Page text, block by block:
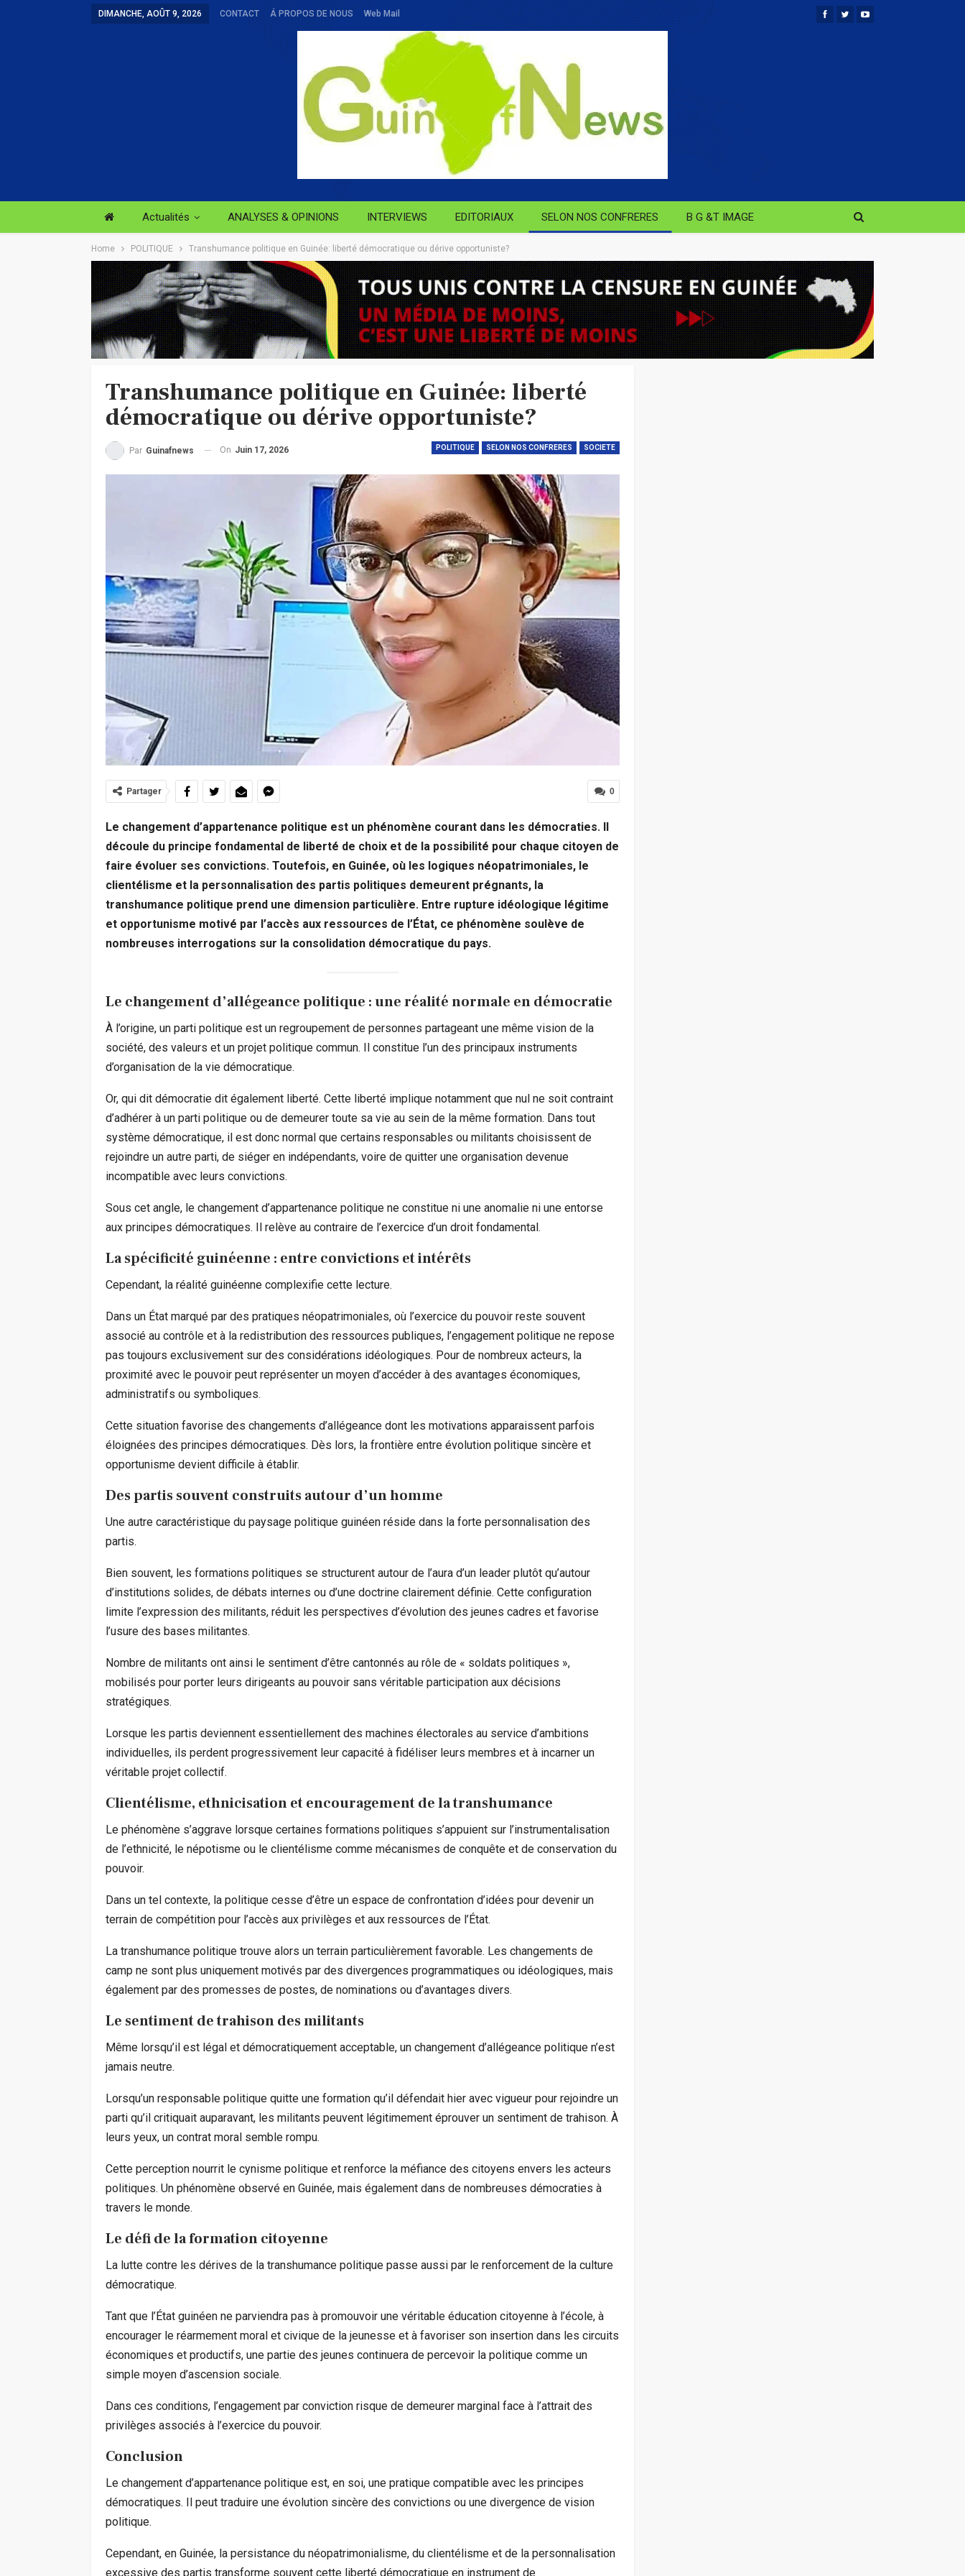
DIMANCHE, AOÛT 9, 2026 CONTACT Á PROPOS DE NOUS Web Mail
Actualités ANALYSES & OPINIONS INTERVIEWS EDITORIAUX SELON NOS CONFRERES B G &T IMAGE
Home POLITIQUE Transhumance politique en Guinée: liberté démocratique ou dérive opportuniste?
Transhumance politique en Guinée: liberté
démocratique ou dérive opportuniste?
POLITIQUE SELON NOS CONFRERES SOCIETE
Par Guinafnews On Juin 17, 2026
0
Partager
Le changement d’appartenance politique est un phénomène courant dans les démocraties. Il
découle du principe fondamental de liberté de choix et de la possibilité pour chaque citoyen de
faire évoluer ses convictions. Toutefois, en Guinée, où les logiques néopatrimoniales, le
clientélisme et la personnalisation des partis politiques demeurent prégnants, la
transhumance politique prend une dimension particulière. Entre rupture idéologique légitime
et opportunisme motivé par l’accès aux ressources de l’État, ce phénomène soulève de
nombreuses interrogations sur la consolidation démocratique du pays.
Le changement d’allégeance politique : une réalité normale en démocratie
À l’origine, un parti politique est un regroupement de personnes partageant une même vision de la
société, des valeurs et un projet politique commun. Il constitue l’un des principaux instruments
d’organisation de la vie démocratique.
Or, qui dit démocratie dit également liberté. Cette liberté implique notamment que nul ne soit contraint
d’adhérer à un parti politique ou de demeurer toute sa vie au sein de la même formation. Dans tout
système démocratique, il est donc normal que certains responsables ou militants choisissent de
rejoindre un autre parti, de siéger en indépendants, voire de quitter une organisation devenue
incompatible avec leurs convictions.
Sous cet angle, le changement d’appartenance politique ne constitue ni une anomalie ni une entorse
aux principes démocratiques. Il relève au contraire de l’exercice d’un droit fondamental.
La spécificité guinéenne : entre convictions et intérêts
Cependant, la réalité guinéenne complexifie cette lecture.
Dans un État marqué par des pratiques néopatrimoniales, où l’exercice du pouvoir reste souvent
associé au contrôle et à la redistribution des ressources publiques, l’engagement politique ne repose
pas toujours exclusivement sur des considérations idéologiques. Pour de nombreux acteurs, la
proximité avec le pouvoir peut représenter un moyen d’accéder à des avantages économiques,
administratifs ou symboliques.
Cette situation favorise des changements d’allégeance dont les motivations apparaissent parfois
éloignées des principes démocratiques. Dès lors, la frontière entre évolution politique sincère et
opportunisme devient difficile à établir.
Des partis souvent construits autour d’un homme
Une autre caractéristique du paysage politique guinéen réside dans la forte personnalisation des
partis.
Bien souvent, les formations politiques se structurent autour de l’aura d’un leader plutôt qu’autour
d’institutions solides, de débats internes ou d’une doctrine clairement définie. Cette configuration
limite l’expression des militants, réduit les perspectives d’évolution des jeunes cadres et favorise
l’usure des bases militantes.
Nombre de militants ont ainsi le sentiment d’être cantonnés au rôle de « soldats politiques »,
mobilisés pour porter leurs dirigeants au pouvoir sans véritable participation aux décisions
stratégiques.
Lorsque les partis deviennent essentiellement des machines électorales au service d’ambitions
individuelles, ils perdent progressivement leur capacité à fidéliser leurs membres et à incarner un
véritable projet collectif.
Clientélisme, ethnicisation et encouragement de la transhumance
Le phénomène s’aggrave lorsque certaines formations politiques s’appuient sur l’instrumentalisation
de l’ethnicité, le népotisme ou le clientélisme comme mécanismes de conquête et de conservation du
pouvoir.
Dans un tel contexte, la politique cesse d’être un espace de confrontation d’idées pour devenir un
terrain de compétition pour l’accès aux privilèges et aux ressources de l’État.
La transhumance politique trouve alors un terrain particulièrement favorable. Les changements de
camp ne sont plus uniquement motivés par des divergences programmatiques ou idéologiques, mais
également par des promesses de postes, de nominations ou d’avantages divers.
Le sentiment de trahison des militants
Même lorsqu’il est légal et démocratiquement acceptable, un changement d’allégeance politique n’est
jamais neutre.
Lorsqu’un responsable politique quitte une formation qu’il défendait hier avec vigueur pour rejoindre un
parti qu’il critiquait auparavant, les militants peuvent légitimement éprouver un sentiment de trahison. À
leurs yeux, un contrat moral semble rompu.
Cette perception nourrit le cynisme politique et renforce la méfiance des citoyens envers les acteurs
politiques. Un phénomène observé en Guinée, mais également dans de nombreuses démocraties à
travers le monde.
Le défi de la formation citoyenne
La lutte contre les dérives de la transhumance politique passe aussi par le renforcement de la culture
démocratique.
Tant que l’État guinéen ne parviendra pas à promouvoir une véritable éducation citoyenne à l’école, à
encourager le réarmement moral et civique de la jeunesse et à favoriser son insertion dans les circuits
économiques et productifs, une partie des jeunes continuera de percevoir la politique comme un
simple moyen d’ascension sociale.
Dans ces conditions, l’engagement par conviction risque de demeurer marginal face à l’attrait des
privilèges associés à l’exercice du pouvoir.
Conclusion
Le changement d’appartenance politique est, en soi, une pratique compatible avec les principes
démocratiques. Il peut traduire une évolution sincère des convictions ou une divergence de vision
politique.
Cependant, en Guinée, la persistance du néopatrimonialisme, du clientélisme et de la personnalisation
excessive des partis transforme souvent cette liberté démocratique en instrument de